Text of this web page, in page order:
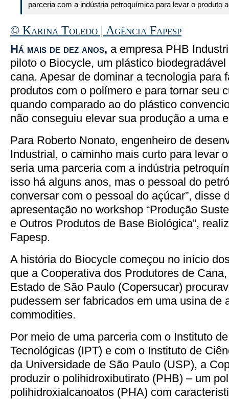
parceria com a indústria petroquímica para levar o produto
© Karina Toledo | Agência Fapesp
Há mais de dez anos, a empresa PHB
piloto o Biocycle, um plástico
cana. Apesar de dominar a tecnologia para
produtos com o polímero e para tornar seu
quando comparado ao do plástico
não conseguiu elevar sua produção a uma
Para Roberto Nonato, engenheiro de
Industrial, o caminho mais curto para levar
seria uma parceria com a indústria
isso há alguns anos, mas o pessoal do
conversar com o pessoal do açúcar”, disse
apresentação no workshop “Produção
e Outros Produtos de Base Biológica”,
Fapesp.
A história do Biocycle começou no início
que a Cooperativa dos Produtores de
Estado de São Paulo (Copersucar)
pudessem ser fabricados em uma usina de
commodities.
Por meio de uma parceria com o Instituto
Tecnológicas (IPT) e com o Instituto de
da Universidade de São Paulo (USP), a
produzir o polihidroxibutirato (PHB) – um
polihidroxialcanoatos (PHA) com